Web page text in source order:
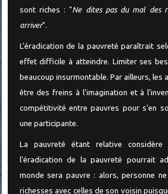
sont riches : "Ne dites pas du mal des
arriver".
L'éradication de la pauvreté paraîtrait
effet difficile à atteindre. Limiter ses
beaucoup insurmontable. Par ailleurs, les
être des freins à l'imagination et à
compétitivité entre pauvres pour s'en
une participante.
La pauvreté étant relative considère
l'éradication de la pauvreté pourrait
monde sera pauvre : alors, personne
richesses avec celles de son voisin